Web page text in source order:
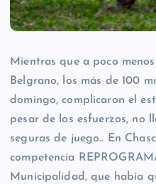
Mientras que a poco
Belgrano, los más de 100
domingo, complicaron el
pesar de los esfuerzos, no
seguras de juego.. En
competencia
Municipalidad, que había